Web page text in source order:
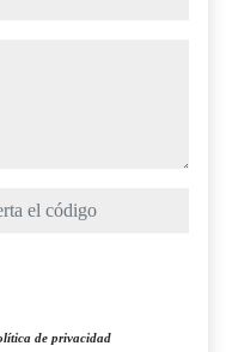
de privacidad